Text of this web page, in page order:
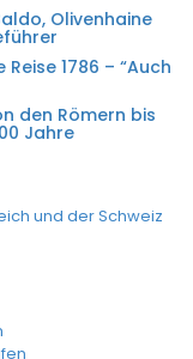
Olivenhaine
1786 – “Auch
den Römern bis
Jahre
und der Schweiz